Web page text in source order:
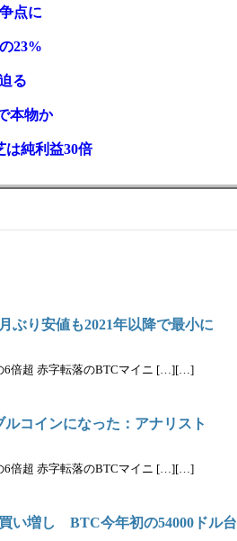
点に
23%
る
本物か
は純利益30倍
ぶり安値も2021年以降で最小に
6倍超 赤字転落のBTCマイニ […][…]
コインになった：アナリスト
6倍超 赤字転落のBTCマイニ […][…]
い増し BTC今年初の54000ドル台